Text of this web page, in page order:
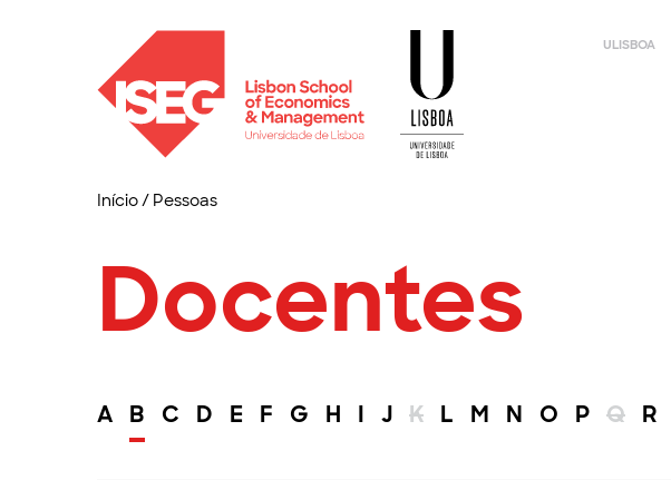
ULISBOA
Início/ Pessoas
Docentes
A B C D E F G H I J K L M N O P Q R